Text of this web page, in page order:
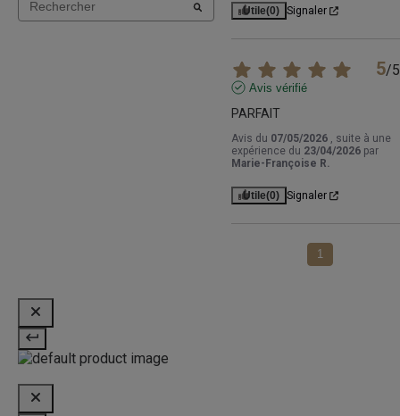
Utile(0) Signaler
5/5
Avis vérifié
PARFAIT
Avis du 07/05/2026 , suite à une
expérience du 23/04/2026 par
Marie-Françoise R.
Utile(0) Signaler
1